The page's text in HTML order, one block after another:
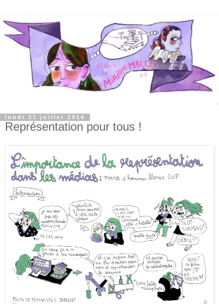
lundi 21 juillet 2014
Représentation pour tous !